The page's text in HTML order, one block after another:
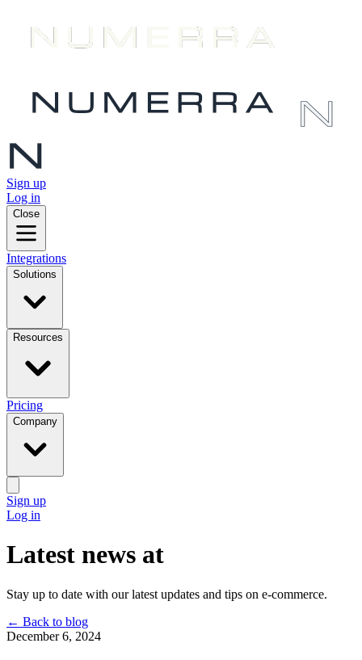
Sign up
Log in
Close
Integrations
Solutions
Resources
Pricing
Company
Sign up
Log in
Latest news at
Stay up to date with our latest updates and tips on e-commerce.
← Back to blog
December 6, 2024